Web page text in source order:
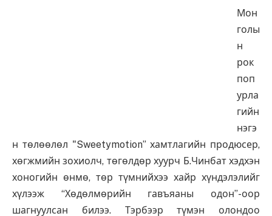
Мон
голы
н
рок
поп
урла
гийн
нэгэ
н төлөөлөл "Sweetymotion” хамтлагийн продюсер,
хөгжмийн зохиолч, төгөлдөр хуурч Б.Чинбат хэдхэн
хоногийн өнмө, төр түмнийхээ хайр хүндэлэлийг
хүлээж “Хөдөлмөрийн гавъяаны одон”-оор
шагнуулсан билээ. Тэрбээр түмэн олондоо